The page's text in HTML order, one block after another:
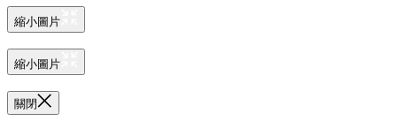
縮小圖片
縮小圖片
關閉